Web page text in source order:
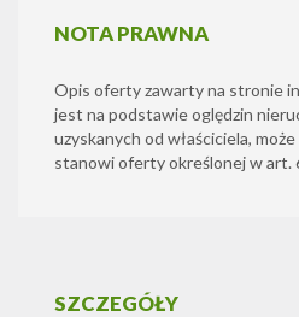
NOTA PRAWNA
Opis oferty zawarty na stronie
jest na podstawie oględzin
uzyskanych od właściciela,
stanowi oferty określonej w art.
SZCZEGÓŁY